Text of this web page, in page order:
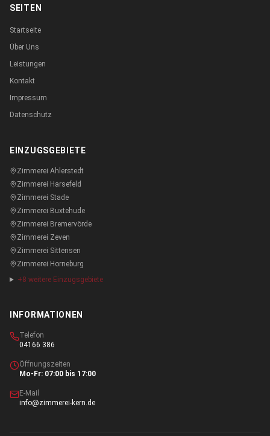
SEITEN
Startseite
Über Uns
Leistungen
Kontakt
Impressum
Datenschutz
EINZUGSGEBIETE
Zimmerei Ahlerstedt
Zimmerei Harsefeld
Zimmerei Stade
Zimmerei Buxtehude
Zimmerei Bremervörde
Zimmerei Zeven
Zimmerei Sittensen
Zimmerei Horneburg
+8 weitere Einzugsgebiete
INFORMATIONEN
Telefon
04166 386
Öffnungszeiten
Mo-Fr: 07:00 bis 17:00
E-Mail
info@zimmerei-kern.de